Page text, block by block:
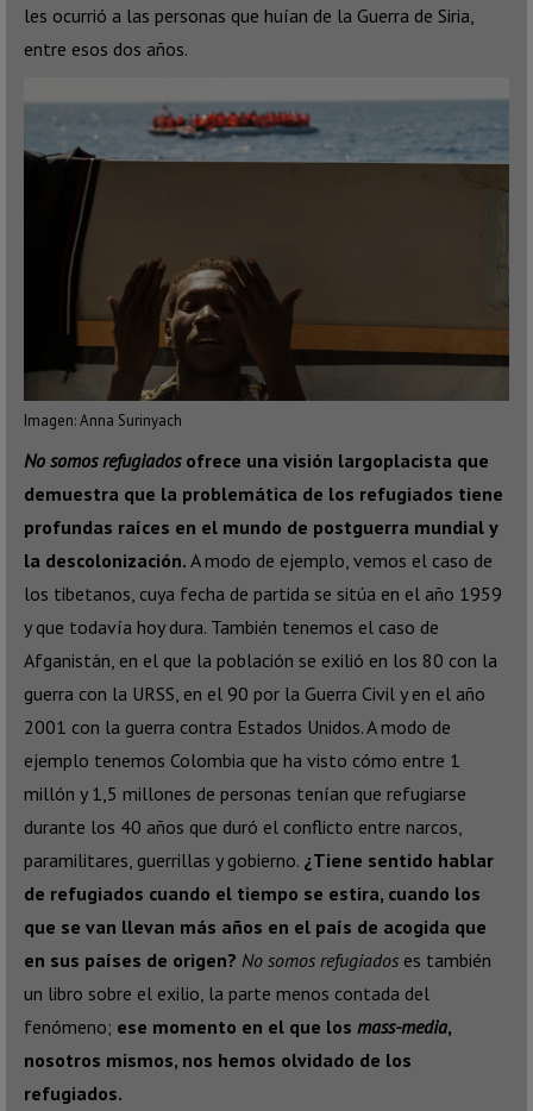
les ocurrió a las personas que huían de la Guerra de Siria,
entre esos dos años.
Imagen: Anna Surinyach
No somos refugiadosofrece una visión largoplacista que
demuestra que la problemática de los refugiados tiene
profundas raíces en el mundo de postguerra mundial y
la descolonización. A modo de ejemplo, vemos el caso de
los tibetanos, cuya fecha de partida se sitúa en el año 1959
y que todavía hoy dura. También tenemos el caso de
Afganistán, en el que la población se exilió en los 80 con la
guerra con la URSS, en el 90 por la Guerra Civil y en el año
2001 con la guerra contra Estados Unidos. A modo de
ejemplo tenemos Colombia que ha visto cómo entre 1
millón y 1,5 millones de personas tenían que refugiarse
durante los 40 años que duró el conflicto entre narcos,
paramilitares, guerrillas y gobierno. ¿Tiene sentido hablar
de refugiados cuando el tiempo se estira, cuando los
que se van llevan más años en el país de acogida que
en sus países de origen? No somos refugiados es también
un libro sobre el exilio, la parte menos contada del
fenómeno; ese momento en el que los mass-media,
nosotros mismos, nos hemos olvidado de los
refugiados.